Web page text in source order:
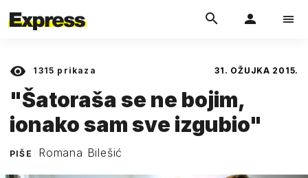
1315 prikaza 31. OŽUJKA 2015.
"Šatoraša se ne bojim,
ionako sam sve izgubio"
PIŠE Romana Bilešić